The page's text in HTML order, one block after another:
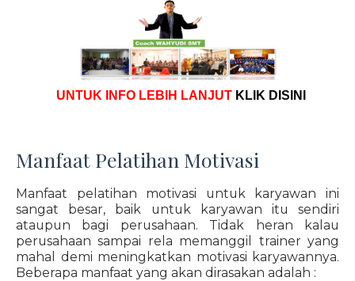
UNTUK INFO LEBIH LANJUT KLIK DISINI
Manfaat Pelatihan Motivasi
Manfaat pelatihan motivasi untuk karyawan ini
sangat besar, baik untuk karyawan itu sendiri
ataupun bagi perusahaan. Tidak heran kalau
perusahaan sampai rela memanggil trainer yang
mahal demi meningkatkan motivasi karyawannya.
Beberapa manfaat yang akan dirasakan adalah :